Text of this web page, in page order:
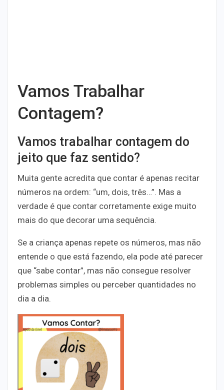
Vamos Trabalhar
Contagem?
Vamos trabalhar contagem do
jeito que faz sentido?
Muita gente acredita que contar é apenas recitar
números na ordem: “um, dois, três…”. Mas a
verdade é que contar corretamente exige muito
mais do que decorar uma sequência.
Se a criança apenas repete os números, mas não
entende o que está fazendo, ela pode até parecer
que “sabe contar”, mas não consegue resolver
problemas simples ou perceber quantidades no
dia a dia.